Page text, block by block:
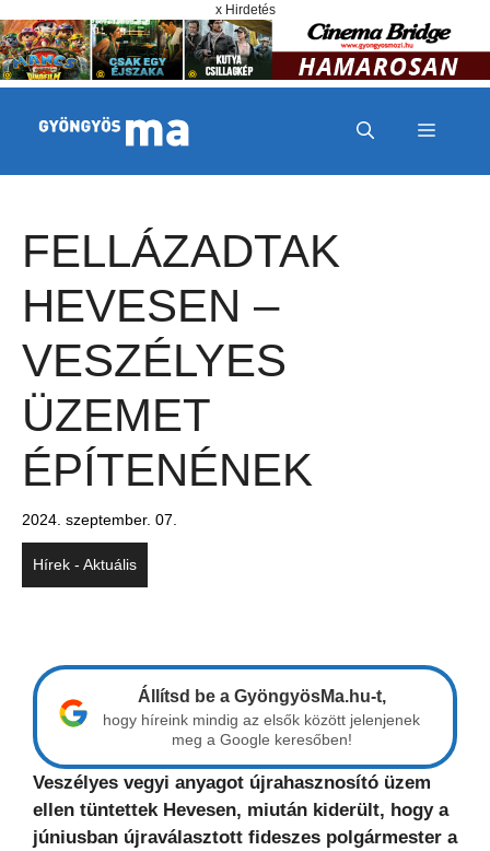
x Hirdetés
MENÜ
FELLÁZADTAK
HEVESEN –
VESZÉLYES
ÜZEMET
ÉPÍTENÉNEK
2024. szeptember. 07.
Hírek - Aktuális
Állítsd be a GyöngyösMa.hu-t,
hogy híreink mindig az elsők között jelenjenek
meg a Google keresőben!
Veszélyes vegyi anyagot újrahasznosító üzem
ellen tüntettek Hevesen, miután kiderült, hogy a
júniusban újraválasztott fideszes polgármester a